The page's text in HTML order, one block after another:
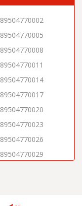
89504770002
89504770005
89504770008
89504770011
89504770014
89504770017
89504770020
89504770023
89504770026
89504770029